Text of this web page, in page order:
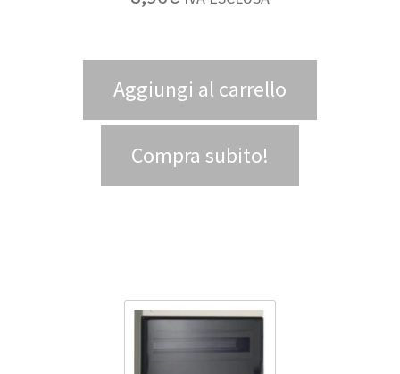
Aggiungi al carrello
Compra subito!